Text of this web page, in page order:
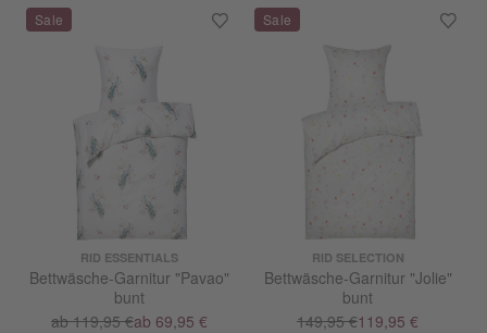
RID ESSENTIALS
Bettwäsche-Garnitur "Pavao"
bunt
ab 119,95 €ab 69,95 €
RID SELECTION
Bettwäsche-Garnitur "Jolie"
bunt
149,95 €119,95 €